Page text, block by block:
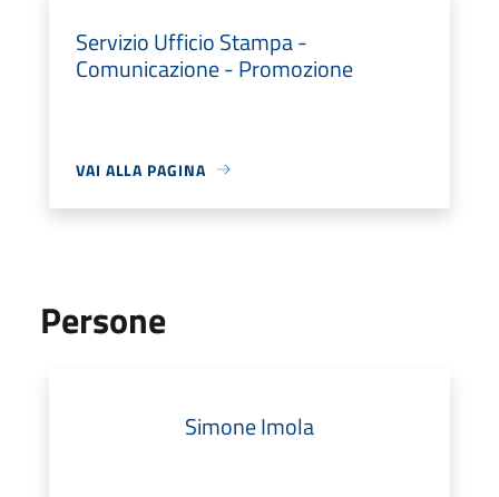
Servizio Ufficio Stampa -
Comunicazione - Promozione
VAI ALLA PAGINA
Persone
Simone Imola